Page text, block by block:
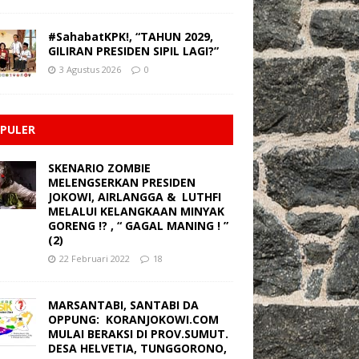
#SahabatKPK!, “TAHUN 2029,
GILIRAN PRESIDEN SIPIL LAGI?”
3 Agustus 2026 0
SKENARIO ZOMBIE
MELENGSERKAN PRESIDEN
JOKOWI, AIRLANGGA & LUTHFI
MELALUI KELANGKAAN MINYAK
GORENG !? , “ GAGAL MANING ! ”
(2)
22 Februari 2022 18
MARSANTABI, SANTABI DA
OPPUNG: KORANJOKOWI.COM
MULAI BERAKSI DI PROV.SUMUT.
DESA HELVETIA, TUNGGORONO,